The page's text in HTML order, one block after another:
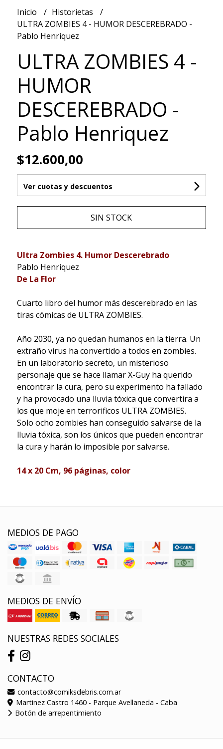
Inicio
Historietas
ULTRA ZOMBIES 4 - HUMOR DESCEREBRADO -
Pablo Henriquez
ULTRA ZOMBIES 4 -
HUMOR
DESCEREBRADO -
Pablo Henriquez
$12.600,00
Ver cuotas y descuentos
SIN STOCK
Ultra Zombies 4. Humor Descerebrado
Pablo Henriquez
De La Flor
Cuarto libro del humor más descerebrado en las
tiras cómicas de ULTRA ZOMBIES.
Año 2030, ya no quedan humanos en la tierra. Un
extraño virus ha convertido a todos en zombies.
En un laboratorio secreto, un misterioso
personaje que se hace llamar X-Guy ha querido
encontrar la cura, pero su experimento ha fallado
y ha provocado una lluvia tóxica que convertira a
los que moje en terrorificos ULTRA ZOMBIES.
Solo ocho zombies han conseguido salvarse de la
lluvia tóxica, son los únicos que pueden encontrar
la cura y harán lo imposible por salvarse.
14 x 20 Cm, 96 páginas, color
MEDIOS DE PAGO
MEDIOS DE ENVÍO
NUESTRAS REDES SOCIALES
CONTACTO
contacto@comiksdebris.com.ar
Martinez Castro 1460 - Parque Avellaneda - Caba
Botón de arrepentimiento